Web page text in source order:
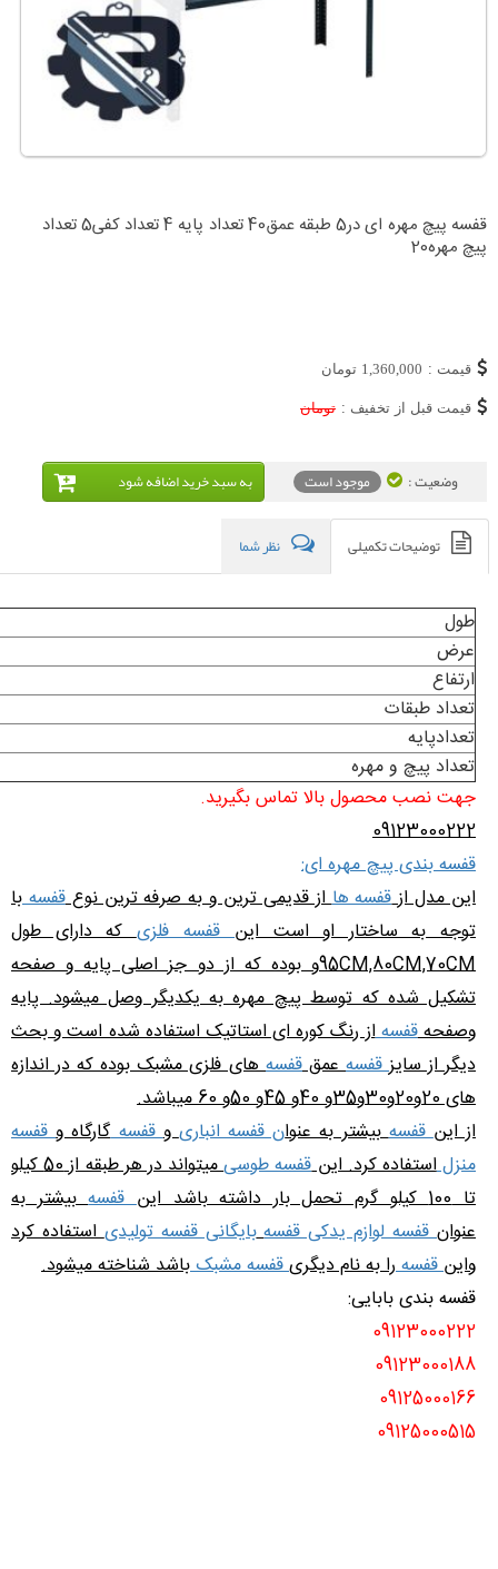
قفسه پیچ مهره ای در5 طبقه عمق40 تعداد پایه 4 تعداد کفی5 تعداد
پیچ مهره20
قیمت : 1,360,000 تومان
قیمت قبل از تخفیف : تومان
وضعیت : موجود است به سبد خريد اضافه شود
توضیحات تکمیلی نظر شما
طول
عرض
ارتفاع
تعداد طبقات
تعدادپایه
تعداد پیچ و مهره
جهت نصب محصول بالا تماس بگیرید.
09123000222
قفسه بندی پیچ مهره ای:
این مدل ازقفسه هااز قدیمی ترین و به صرفه ترین نوعقفسهبا
توجه به ساختار او است اینقفسه فلزیکه دارای طول
95CM,80CM,70CMو بوده که از دو جز اصلی پایه و صفحه
تشکیل شده که توسط پیچ مهره به یکدیگر وصل میشود. پایه
وصفحهقفسهاز رنگ کوره ای استاتیک استفاده شده است و بحث
دیگر از سایزقفسهعمققفسههای فلزی مشبک بوده که در اندازه
های 20و20و30و35و 40و 45و 50و 60 میباشد.
از اینقفسهبیشتر به عنوان قفسه انباریوقفسهگارگاه وقفسه
منزلاستفاده کرد. اینقفسه طوسی
میتواند در هر طبقه از 50 کیلو
تا 100 کیلو گرم تحمل بار داشته باشد این
قفسهبیشتر به
عنوانقفسه لوازم یدکی قفسه بایگانی قفسه تولیدیاستفاده کرد
واینقفسهرا به نام دیگریقفسه مشبکباشد شناخته میشود.
قفسه بندی بابایی:
09123000222
09123000188
09125000166
09125000515